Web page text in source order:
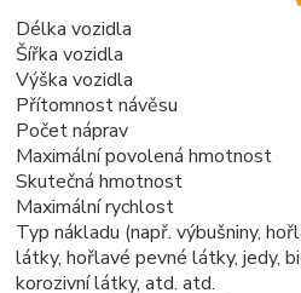
Délka vozidla
Šířka vozidla
Výška vozidla
Přítomnost návěsu
Počet náprav
Maximální povolená hmotnost
Skutečná hmotnost
Maximální rychlost
Typ nákladu (např. výbušniny,
látky, hořlavé pevné látky, jedy,
korozivní látky, atd. atd.